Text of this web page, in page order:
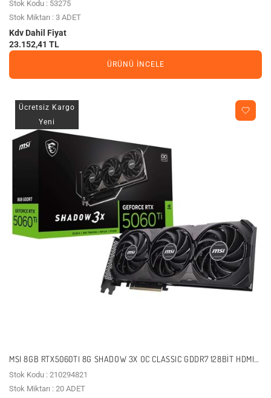
Stok Kodu : 53275
Stok Miktarı : 3 ADET
Kdv Dahil Fiyat
23.152,41 TL
ÜRÜNÜ İNCELE
Ücretsiz Kargo
Yeni
MSI 8GB RTX5060TI 8G SHADOW 3X OC CLASSIC GDDR7 128BIT HDMI-
DP PCIE 5.0
Stok Kodu : 210294821
Stok Miktarı : 20 ADET